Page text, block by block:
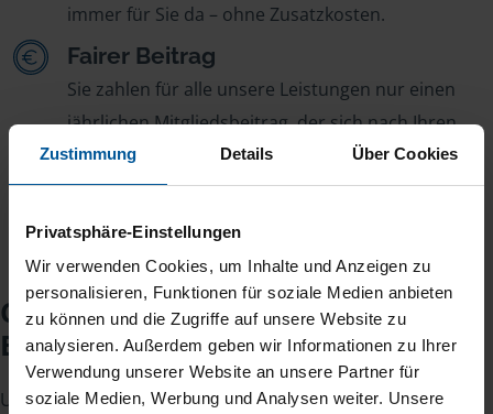
Zustimmung Details Über Cookies
Privatsphäre-Einstellungen
Wir verwenden Cookies, um Inhalte und Anzeigen zu
personalisieren, Funktionen für soziale Medien anbieten
zu können und die Zugriffe auf unsere Website zu
analysieren. Außerdem geben wir Informationen zu Ihrer
Verwendung unserer Website an unsere Partner für
soziale Medien, Werbung und Analysen weiter. Unsere
immer für Sie da – ohne Zusatzkosten.
Fairer Beitrag
Sie zahlen für alle unsere Leistungen nur einen
jährlichen Mitgliedsbeitrag, der sich nach Ihren
Jahreseinnahmen richtet.
Checkliste für Ihr
Beratungsgespräch
Um Ihre Steuererklärung erstellen zu können, benötigen